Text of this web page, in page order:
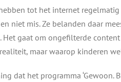
tot het internet
niet mis. Ze belanden daar
gaat om ongefilterde
maar waarop kinderen
dat het programma